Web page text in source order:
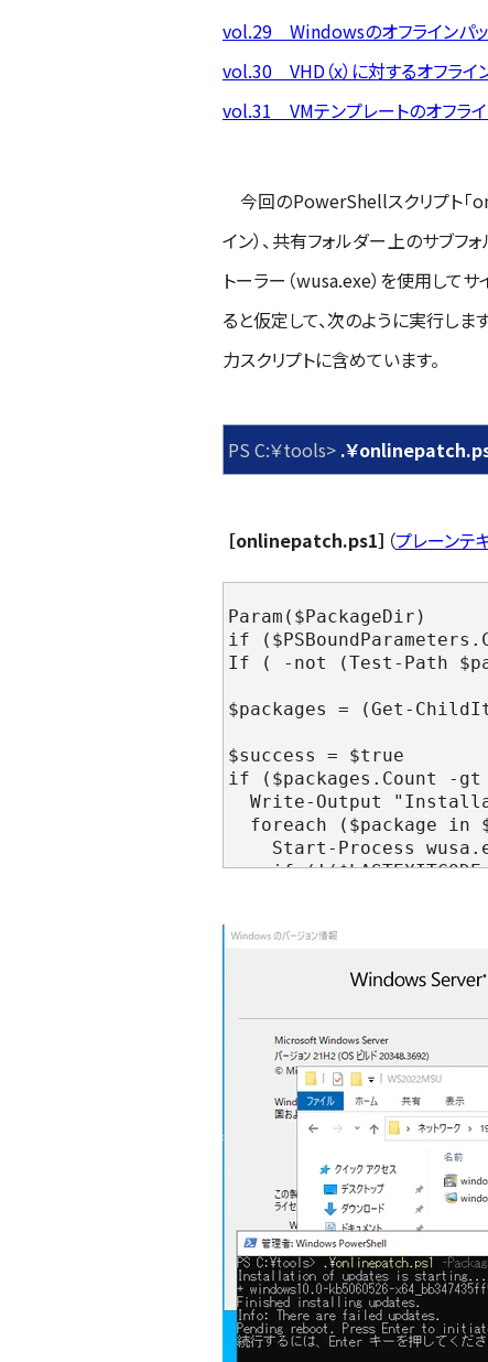
vol.29 Windowsのオフラインパ
vol.30 VHD（x）に対するオフライ
vol.31 VMテンプレートのオフライ
今回のPowerShellスクリプト「
イン）、共有フォルダー上のサブ
トーラー（wusa.exe）を使用して
ると仮定して、次のように実行しま
力スクリプトに含めています。
PS C:￥tools> .￥
［onlinepatch.ps1］ （プレーンテ
Param($PackageDir)
if
If ( -not (Test-Path
$packages = (Get-
$success = $true
if ($packages.Count -
Write-Output
foreach ($package in
Start-Process
if (!($LASTEXITCODE
    } else {
Write-Output
  if ($success) {
Write-Output
  } else {
Write-Output "Info:
} else {
Write-Host "There are
  #Pause
  exit 0
}
if ((Test-Path
Write-Output